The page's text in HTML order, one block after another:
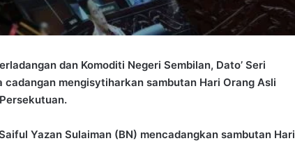
dan Komoditi Negeri Sembilan, Dato’ Seri
mengisytiharkan sambutan Hari Orang Asli
Yazan Sulaiman (BN) mencadangkan sambutan Hari